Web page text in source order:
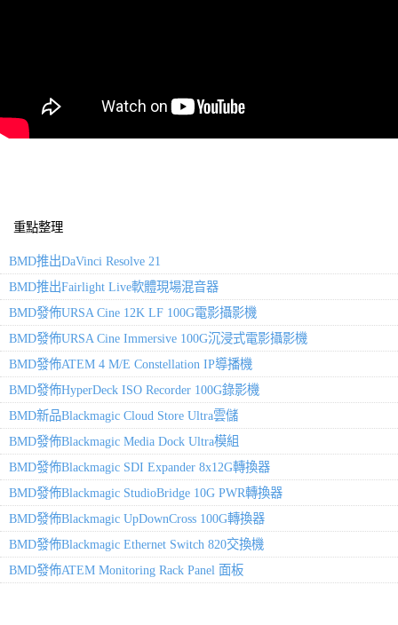
重點整理
BMD推出DaVinci Resolve 21
BMD推出Fairlight Live軟體現場混音器
BMD發佈URSA Cine 12K LF 100G電影攝影機
BMD發佈URSA Cine Immersive 100G沉浸式電影攝影機
BMD發佈ATEM 4 M/E Constellation IP導播機
BMD發佈HyperDeck ISO Recorder 100G錄影機
BMD新品Blackmagic Cloud Store Ultra雲儲
BMD發佈Blackmagic Media Dock Ultra模組
BMD發佈Blackmagic SDI Expander 8x12G轉換器
BMD發佈Blackmagic StudioBridge 10G PWR轉換器
BMD發佈Blackmagic UpDownCross 100G轉換器
BMD發佈Blackmagic Ethernet Switch 820交換機
BMD發佈ATEM Monitoring Rack Panel 面板